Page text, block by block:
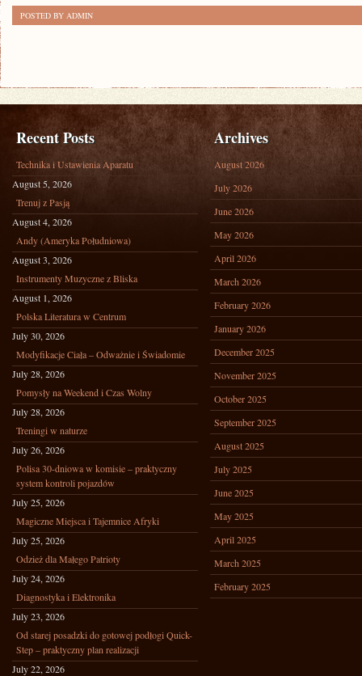
POSTED BY ADMIN
Recent Posts
Technika i Ustawienia Aparatu
August 5, 2026
Trenuj z Pasją
August 4, 2026
Andy (Ameryka Południowa)
August 3, 2026
Instrumenty Muzyczne z Bliska
August 1, 2026
Polska Literatura w Centrum
July 30, 2026
Modyfikacje Ciała – Odważnie i Świadomie
July 28, 2026
Pomysły na Weekend i Czas Wolny
July 28, 2026
Treningi w naturze
July 26, 2026
Polisa 30-dniowa w komisie – praktyczny
system kontroli pojazdów
July 25, 2026
Magiczne Miejsca i Tajemnice Afryki
July 25, 2026
Odzież dla Małego Patrioty
July 24, 2026
Diagnostyka i Elektronika
July 23, 2026
Od starej posadzki do gotowej podłogi Quick-
Step – praktyczny plan realizacji
July 22, 2026
Archives
August 2026
July 2026
June 2026
May 2026
April 2026
March 2026
February 2026
January 2026
December 2025
November 2025
October 2025
September 2025
August 2025
July 2025
June 2025
May 2025
April 2025
March 2025
February 2025